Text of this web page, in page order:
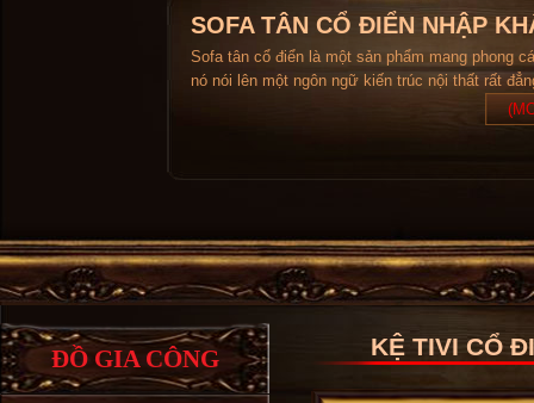
SOFA TÂN CỔ ĐIỂN NHẬP
Sofa tân cổ điển là một sản phẩm mang phong
nó nói lên một ngôn ngữ kiến trúc nội thất rất
ĐỒ GIA CÔNG KỆ TIVI CỔ